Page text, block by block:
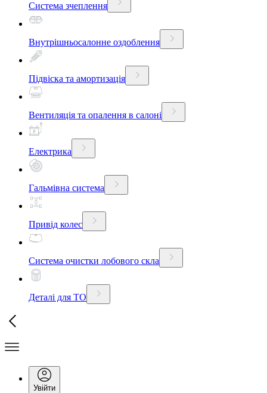
Система зчеплення
Внутрішньосалонне оздоблення
Підвіска та амортизація
Вентиляція та опалення в салоні
Електрика
Гальмівна система
Привід колес
Система очистки лобового скла
Деталі для ТО
Увійти